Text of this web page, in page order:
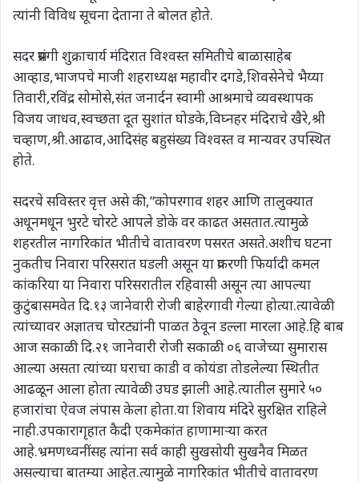
त्यांनी विविध सूचना देताना ते बोलत होते.
सदर प्रसंगी शुक्राचार्य मंदिरात विश्वस्त समितीचे बाळासाहेब
आव्हाड,भाजपचे माजी शहराध्यक्ष महावीर दगडे,शिवसेनेचे भैय्या
तिवारी,रविंद्र सोमोसे,संत जनार्दन स्वामी आश्रमाचे व्यवस्थापक
विजय जाधव,स्वच्छता दूत सुशांत घोडके,विघ्नहर मंदिराचे खैरे,श्री
चव्हाण,श्री.आढाव,आदिसंह बहुसंख्य विश्वस्त व मान्यवर उपस्थित
होते.
सदरचे सविस्तर वृत्त असे की,”कोपरगाव शहर आणि तालुक्यात
अधूनमधून भुरटे चोरटे आपले डोके वर काढत असतात.त्यामुळे
शहरतील नागरिकांत भीतीचे वातावरण पसरत असते.अशीच घटना
नुकतीच निवारा परिसरात घडली असून या प्रकरणी फिर्यादी कमल
कांकरिया या निवारा परिसरातील रहिवासी असून त्या आपल्या
कुटुंबासमवेत दि.१३ जानेवारी रोजी बाहेरगावी गेल्या होत्या.त्यावेळी
त्यांच्यावर अज्ञातच चोरट्यांनी पाळत ठेवून डल्ला मारला आहे.हि बाब
आज सकाळी दि.२१ जानेवारी रोजी सकाळी ०६ वाजेच्या सुमारास
आल्या असता त्यांच्या घराचा काडी व कोयंडा तोडलेल्या स्थितीत
आढळून आला होता त्यावेळी उघड झाली आहे.त्यातील सुमारे ५०
हजारांचा ऐवज लंपास केला होता.या शिवाय मंदिरे सुरक्षित राहिले
नाही.उपकारागृहात कैदी एकमेकांत हाणामाऱ्या करत
आहे.भ्रमणध्वनींसह त्यांना सर्व काही सुखसोयी सुखनैव मिळत
असल्याचा बातम्या आहेत.त्यामुळे नागरिकांत भीतीचे वातावरण